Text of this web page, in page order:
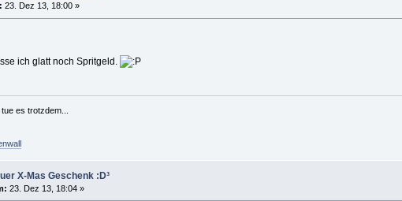
23. Dez 13, 18:00 »
ich glatt noch Spritgeld.
es trotzdem...
X-Mas Geschenk :D³
23. Dez 13, 18:04 »